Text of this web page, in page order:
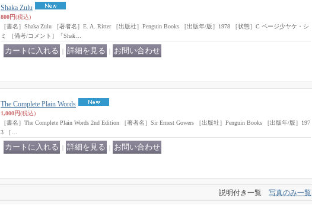
Shaka Zulu
800円(税込)
［書名］Shaka Zulu ［著者名］E. A. Ritter ［出版社］Penguin Books ［出版年/版］1978 ［状態］C ページ少ヤケ・シ
ミ ［備考/コメント］「Shak…
The Complete Plain Words
1,000円(税込)
［書名］The Complete Plain Words 2nd Edition ［著者名］Sir Ernest Gowers ［出版社］Penguin Books ［出版年/版］197
3 ［…
説明付き一覧 写真のみ一覧